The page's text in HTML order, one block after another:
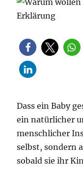
Dass ein Baby
ein natürlicher
menschlicher
selbst, sondern
sobald sie ihr